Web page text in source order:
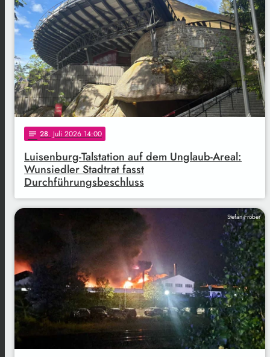
notes 28. Juli 2026 14:00
Luisenburg-Talstation auf dem Unglaub-Areal:
Wunsiedler Stadtrat fasst
Durchführungsbeschluss
Stefan Fröber